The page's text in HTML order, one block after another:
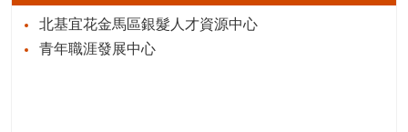
北基宜花金馬區銀髮人才資源中心
青年職涯發展中心